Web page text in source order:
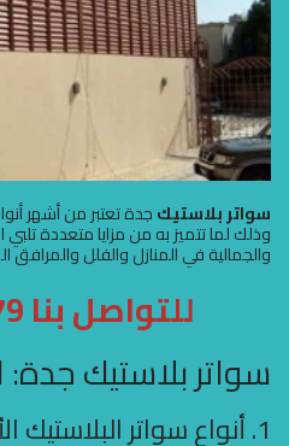
سواتر بلاستيكجدة تعتبر من أشهر
وذلك لما تتميز به من مزايا متعددة تلبي
والجمالية في المنازل والفلل والمرافق
للتواصل بنا 0500441479
سواتر بلاستيك جدة: